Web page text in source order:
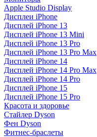
Apple Studio Display
Дисплеи iPhone
Дисплей iPhone 13
Дисплей iPhone 13 Mini
Дисплей iPhone 13 Pro
Дисплей iPhone 13 Pro Max
Дисплей iPhone 14
Дисплей iPhone 14 Pro Max
Дисплей iPhone 14 Pro
Дисплей iPhone 15
Дисплей iPhone 15 Pro
Красота и здоровье
Стайлер Dyson
Фен Dyson
Фитнес-браслеты